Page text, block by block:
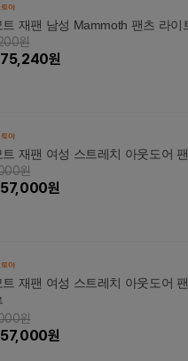
트 재팬 남성 Mammoth 팬츠 라이
원
75,240원
트 재팬 여성 스트레치 아웃도어
원
57,000원
트 재팬 여성 스트레치 아웃도어
원
57,000원